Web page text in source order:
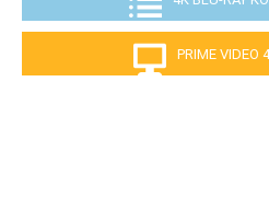
PRIME VIDEO